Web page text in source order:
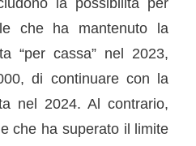
che ha mantenuto la
“per cassa” nel 2023,
di continuare con la
nel 2024. Al contrario,
che ha superato il limite